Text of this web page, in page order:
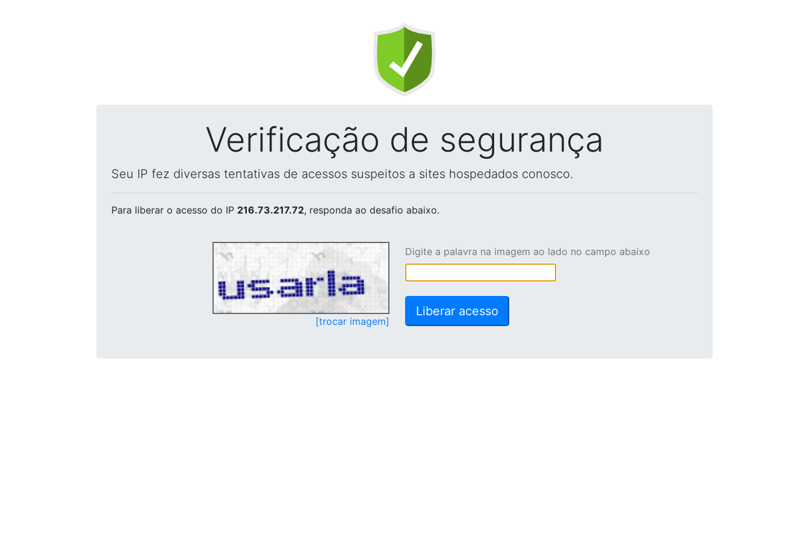
Verificação de segurança
Seu IP fez diversas tentativas de acessos suspeitos a sites hospedados conosco.
Para liberar o acesso do IP 216.73.217.72, responda ao desafio abaixo.
[trocar imagem]
Digite a palavra na imagem ao lado no campo abaixo